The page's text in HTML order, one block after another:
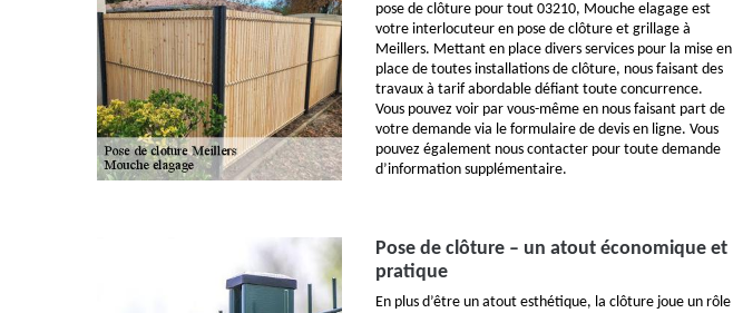
pose de clôture pour tout 03210, Mouche elagage est
votre interlocuteur en pose de clôture et grillage à
Meillers. Mettant en place divers services pour la mise en
place de toutes installations de clôture, nous faisant des
travaux à tarif abordable défiant toute concurrence.
Vous pouvez voir par vous-même en nous faisant part de
votre demande via le formulaire de devis en ligne. Vous
pouvez également nous contacter pour toute demande
d’information supplémentaire.
Pose de clôture – un atout économique et
pratique
En plus d’être un atout esthétique, la clôture joue un rôle